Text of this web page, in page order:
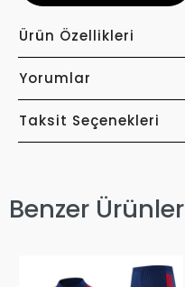
Ürün Özellikleri
Yorumlar
Taksit Seçenekleri
Benzer Ürünler